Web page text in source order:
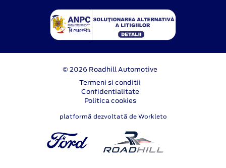
© 2026 Roadhill Automotive
Termeni si conditii
Confidentialitate
Politica cookies
platformă dezvoltată de Workleto